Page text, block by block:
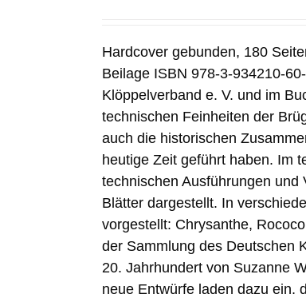
Hardcover gebunden, 180
Beilage ISBN 978-3-934210-
Klöppelverband e. V. und im
technischen Feinheiten der
auch die historischen
heutige Zeit geführt haben. Im
technischen Ausführungen und
Blätter dargestellt. In
vorgestellt: Chrysanthe,
der Sammlung des Deutschen
20. Jahrhundert von Suzanne
neue Entwürfe laden dazu ein,